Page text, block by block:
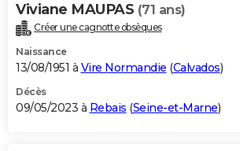
Viviane MAUPAS (71 ans)
Créer une cagnotte obsèques
Naissance
13/08/1951 à Vire Normandie (Calvados)
Décès
09/05/2023 à Rebais (Seine-et-Marne)